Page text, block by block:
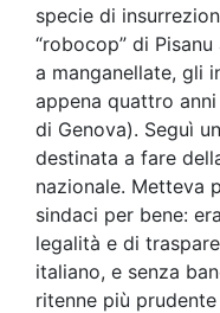
specie di
“robocop” di
a manganellate, gli
appena quattro
di Genova). Seguì
destinata a fare
nazionale. Metteva
sindaci per bene:
legalità e di
italiano, e senza
ritenne più